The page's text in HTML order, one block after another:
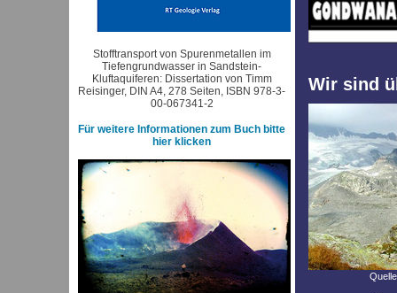
Stofftransport von Spurenmetallen im
Tiefengrundwasser in Sandstein-
Kluftaquiferen: Dissertation von Timm
Reisinger, DIN A4, 278 Seiten, ISBN 978-3-
00-067341-2
Für weitere Informationen zum Buch bitte
hier klicken
Wir sind